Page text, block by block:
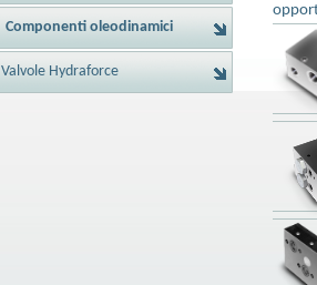
Componenti oleodinamici
Valvole Hydraforce